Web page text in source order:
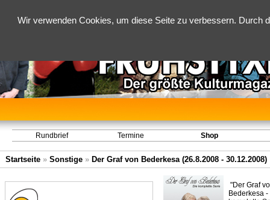
Wir verwenden Cookies, um diese Seite zu verbessern.
Rundbrief Termine Shop
Startseite » Sonstige » Der Graf von Bederkesa (26.8.2008 - 30.12.2008)
"Der Graf
Bederkesa